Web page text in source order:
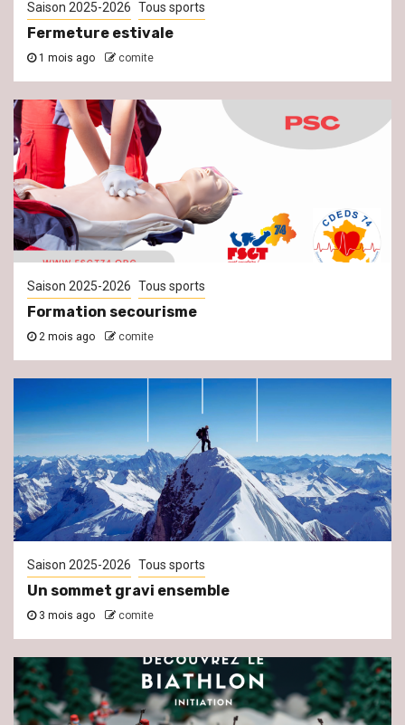
Saison 2025-2026 Tous sports
Fermeture estivale
1 mois ago comite
Saison 2025-2026 Tous sports
Formation secourisme
2 mois ago comite
Saison 2025-2026 Tous sports
Un sommet gravi ensemble
3 mois ago comite